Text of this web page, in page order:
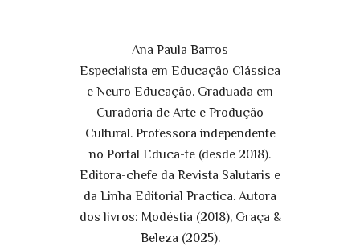
Ana Paula Barros
Especialista em Educação Clássica
e Neuro Educação. Graduada em
Curadoria de Arte e Produção
Cultural. Professora independente
no Portal Educa-te (desde 2018).
Editora-chefe da Revista Salutaris e
da Linha Editorial Practica. Autora
dos livros: Modéstia (2018), Graça &
Beleza (2025).